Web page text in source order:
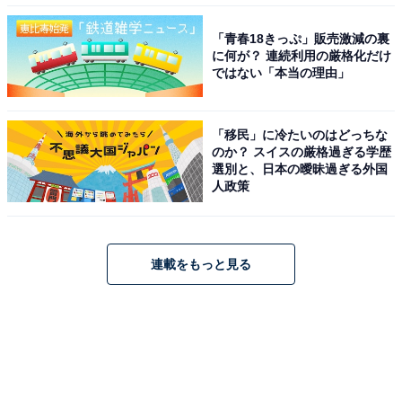
「青春18きっぷ」販売激減の裏
に何が？ 連続利用の厳格化だけ
ではない「本当の理由」
「移民」に冷たいのはどっちな
のか？ スイスの厳格過ぎる学歴
選別と、日本の曖昧過ぎる外国
人政策
連載をもっと見る